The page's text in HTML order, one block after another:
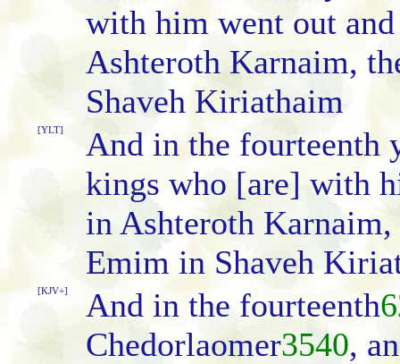
with him went out
Ashteroth Karnaim,
Shaveh Kiriathaim
[YLT]
And in the fourteenth
kings who [are] with
in Ashteroth
Emim in Shaveh
[KJV+] And in the fourteenth
Chedorlaomer3540,